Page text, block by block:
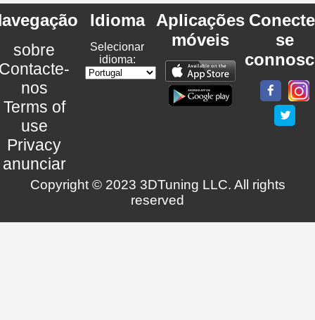
sobre
nos
Terms of
use
Privacy
anunciar
Idioma
Selecionar
idioma:
Aplicações
móveis
se
Copyright © 2023 3DTuning LLC. All rights
reserved